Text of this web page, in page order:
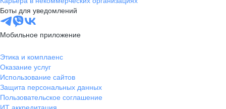
Боты для уведомлений
Мобильное приложение
Этика и комплаенс
Оказание услуг
Использование сайтов
Защита персональных данных
Пользовательское соглашение